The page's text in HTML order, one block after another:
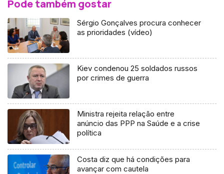
Pode também gostar
Sérgio Gonçalves procura conhecer
as prioridades (vídeo)
Kiev condenou 25 soldados russos
por crimes de guerra
Ministra rejeita relação entre
anúncio das PPP na Saúde e a crise
política
Costa diz que há condições para
avançar com cautela